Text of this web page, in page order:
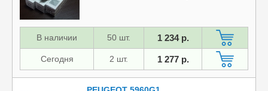
В наличии 50 шт. 1 234 р.
Сегодня 2 шт. 1 277 р.